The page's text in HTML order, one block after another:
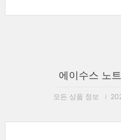
에이수스 노
모든 상품 정보